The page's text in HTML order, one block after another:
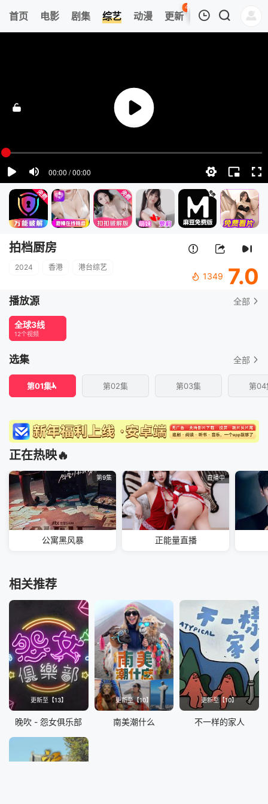
首页 电影 剧集 综艺 动漫 更新
44
热榜 APP
清空
拍档厨房
2024 香港 港台综艺
1349 7.0
播放源 全部
全球3线
12个视频
选集 全部
第01集 第02集 第03集 第04
正在热映🔥
第9集
公寓黑风暴
直播中
正能量直播
相关推荐
更新至【13】
晚吹 - 怨女俱乐部
更新至【10】
南美潮什么
更新至【10】
不一样的家人